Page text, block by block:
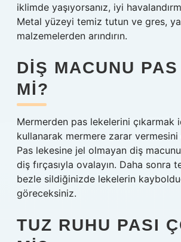
iklimde yaşıyorsanız, iyi
Metal yüzeyi temiz tutun ve gres,
malzemelerden arındırın.
DIŞ MACUNU
MI?
Mermerden pas lekelerini çıkarmak
kullanarak mermere zarar
Pas lekesine jel olmayan diş
diş fırçasıyla ovalayın. Daha sonra
bezle sildiğinizde lekelerin
göreceksiniz.
TUZ RUHU PASI